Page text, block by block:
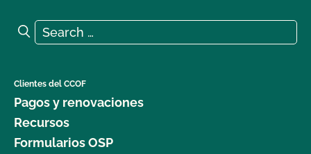
Search for:
Search
Clientes del CCOF
Pagos y renovaciones
Recursos
Formularios OSP